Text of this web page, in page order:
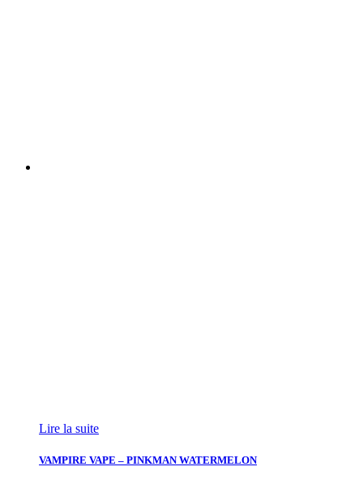
Lire la suite
VAMPIRE VAPE – PINKMAN WATERMELON